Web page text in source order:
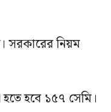
সরকারের নিয়ম
হতে হবে ১৫৭ সেমি।